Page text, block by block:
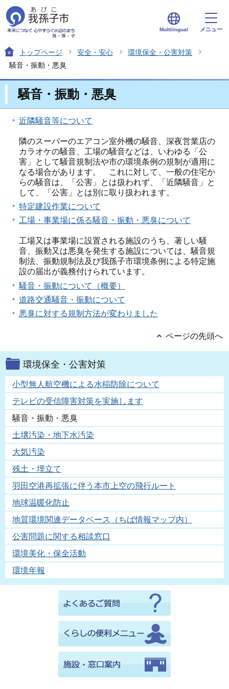
Multilingual メニュー
トップページ 安全・安心
環境保全・公害対策
騒音・振動・悪臭
騒音・振動・悪臭
近隣騒音等について
隣のスーパーのエアコン室外機の騒音、深夜営業店の
カラオケの騒音、工場の騒音などは、いわゆる「公
害」として騒音規制法や市の環境条例の規制が適用に
なる場合があります。 これに対して、一般の住宅か
らの騒音は、「公害」とは扱われず、「近隣騒音」と
して、「公害」とは別に取り扱われます。
特定建設作業について
工場・事業場に係る騒音・振動・悪臭について
工場又は事業場に設置される施設のうち、著しい騒
音、振動又は悪臭を発生する施設については、騒音規
制法、振動規制法及び我孫子市環境条例による特定施
設の届出が義務付けられています。
騒音・振動について（概要）
道路交通騒音・振動について
悪臭に対する規制方法が変わりました
ページの先頭へ
環境保全・公害対策
小型無人航空機による水稲防除について
テレビの受信障害対策を実施します
騒音・振動・悪臭
土壌汚染・地下水汚染
大気汚染
残土・埋立て
羽田空港再拡張に伴う本市上空の飛行ルート
地球温暖化防止
地質環境関連データベース（ちば情報マップ内）
公害問題に関する相談窓口
環境美化・保全活動
環境年報